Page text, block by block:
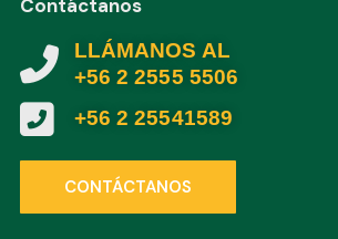
Contáctanos
LLÁMANOS AL
+56 2 2555 5506
+56 2 25541589
CONTÁCTANOS